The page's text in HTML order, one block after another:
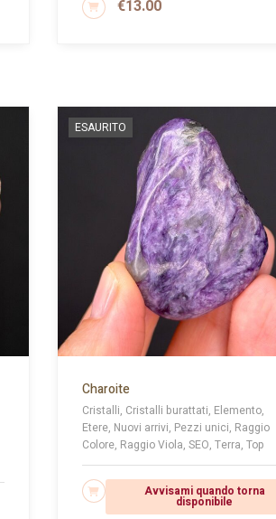
€13.00
AGGIUNGI AL CARRELLO
ESAURITO
Charoite
Cristalli, Cristalli burattati, Elemento,
Etere, Nuovi arrivi, Pezzi unici, Raggio
Colore, Raggio Viola, SEO, Terra, Top
33.00
LEGGI TUTTOAvvisami quando torna
disponibile